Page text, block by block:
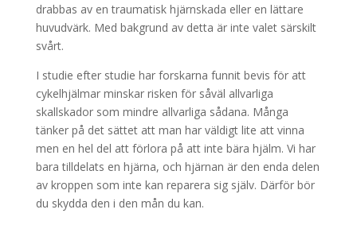
drabbas av en traumatisk hjärnskada eller en lättare
huvudvärk. Med bakgrund av detta är inte valet särskilt
svårt.
I studie efter studie har forskarna funnit bevis för att
cykelhjälmar minskar risken för såväl allvarliga
skallskador som mindre allvarliga sådana. Många
tänker på det sättet att man har väldigt lite att vinna
men en hel del att förlora på att inte bära hjälm. Vi har
bara tilldelats en hjärna, och hjärnan är den enda delen
av kroppen som inte kan reparera sig själv. Därför bör
du skydda den i den mån du kan.